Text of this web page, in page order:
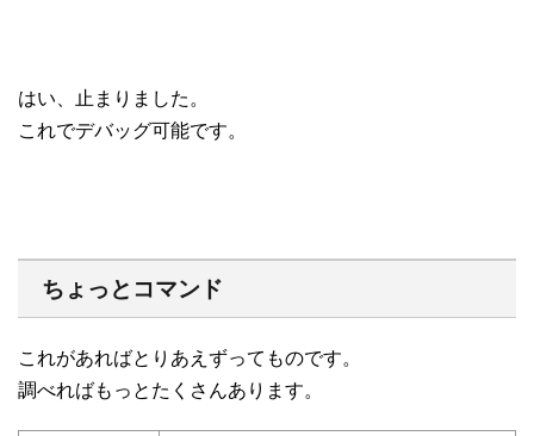
はい、止まりました。
これでデバッグ可能です。
ちょっとコマンド
これがあればとりあえずってものです。
調べればもっとたくさんあります。